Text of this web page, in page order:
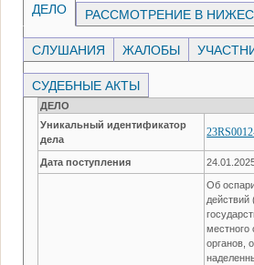
ДЕЛО РАССМОТРЕНИЕ В
СЛУШАНИЯ ЖАЛОБЫ
СУДЕБНЫЕ АКТЫ
ДЕЛО
Уникальный идентификатор
дела
Дата поступления
Об
действий
местного
органов,